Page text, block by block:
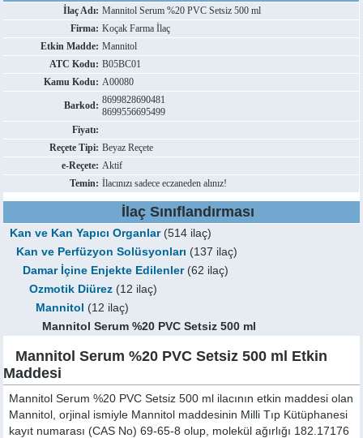
İlaç Adı: Mannitol Serum %20 PVC Setsiz 500 ml
Firma: Koçak Farma İlaç
Etkin Madde: Mannitol
ATC Kodu: B05BC01
Kamu Kodu: A00080
Barkod: 8699828690481
8699556695499
Fiyatı:
Reçete Tipi: Beyaz Reçete
e-Reçete: Aktif
Temin: İlacınızı sadece eczaneden alınız!
İlaç Sınıflandırması
Kan ve Kan Yapıcı Organlar(514 ilaç)
Kan ve Perfüzyon Solüsyonları (137 ilaç)
Damar İçine Enjekte Edilenler(62 ilaç)
Ozmotik Diürez (12 ilaç)
Mannitol
(12 ilaç)
Mannitol Serum %20 PVC Setsiz 500 ml
Mannitol Serum %20 PVC Setsiz 500 ml Etkin
Maddesi
Mannitol Serum %20 PVC Setsiz 500 ml ilacının etkin maddesi olan
Mannitol, orjinal ismiyle Mannitol maddesinin Milli Tıp Kütüphanesi
kayıt numarası (CAS No) 69-65-8 olup, molekül ağırlığı 182.17176